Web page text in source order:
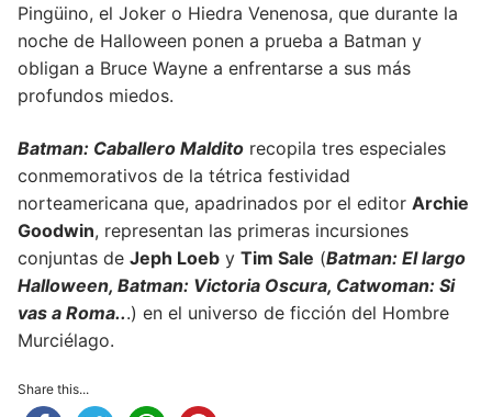
Pingüino, el Joker o Hiedra Venenosa, que durante la
noche de Halloween ponen a prueba a Batman y
obligan a Bruce Wayne a enfrentarse a sus más
profundos miedos.
Batman: Caballero Maldito recopila tres especiales
conmemorativos de la tétrica festividad
norteamericana que, apadrinados por el editor Archie
Goodwin, representan las primeras incursiones
conjuntas de Jeph Loeb y Tim Sale (Batman: El largo
Halloween, Batman: Victoria Oscura, Catwoman: Si
vas a Roma...) en el universo de ficción del Hombre
Murciélago.
Share this...